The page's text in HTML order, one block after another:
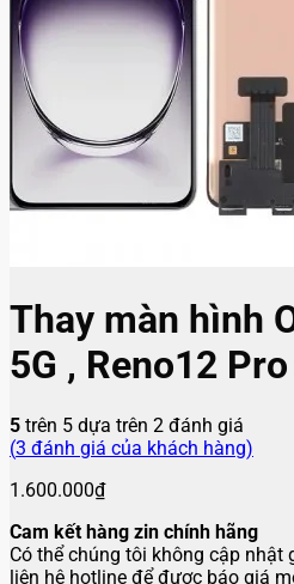
Thay màn hình
5G , Reno12 Pro
5 trên 5 dựa trên 2 đánh giá
(3 đánh giá của khách hàng)
1.600.000₫
Cam kết hàng zin chính hãng
Có thể chúng tôi không cập nhật
liên hệ hotline để được báo giá